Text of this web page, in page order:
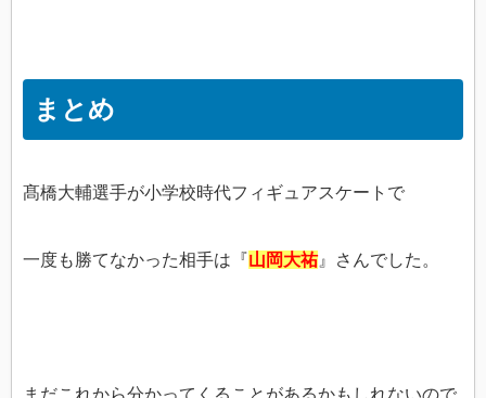
まとめ
髙橋大輔選手が小学校時代フィギュアスケートで
一度も勝てなかった相手は『山岡大祐』さんでした。